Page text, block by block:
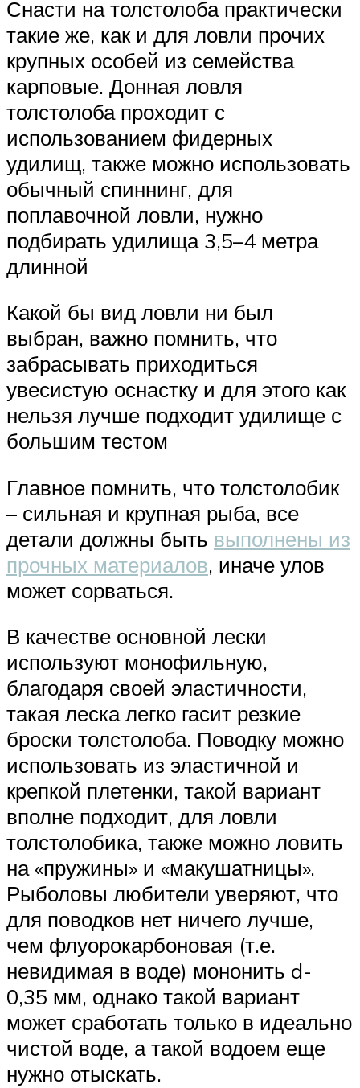
Снасти на толстолоба практически
такие же, как и для ловли прочих
крупных особей из семейства
карповые. Донная ловля
толстолоба проходит с
использованием фидерных
удилищ, также можно использовать
обычный спиннинг, для
поплавочной ловли, нужно
подбирать удилища 3,5–4 метра
длинной
Какой бы вид ловли ни был
выбран, важно помнить, что
забрасывать приходиться
увесистую оснастку и для этого как
нельзя лучше подходит удилище с
большим тестом
Главное помнить, что толстолобик
– сильная и крупная рыба, все
детали должны быть выполнены из
прочных материалов, иначе улов
может сорваться.
В качестве основной лески
используют монофильную,
благодаря своей эластичности,
такая леска легко гасит резкие
броски толстолоба. Поводку можно
использовать из эластичной и
крепкой плетенки, такой вариант
вполне подходит, для ловли
толстолобика, также можно ловить
на «пружины» и «макушатницы».
Рыболовы любители уверяют, что
для поводков нет ничего лучше,
чем флуорокарбоновая (т.е.
невидимая в воде) мононить d-
0,35 мм, однако такой вариант
может сработать только в идеально
чистой воде, а такой водоем еще
нужно отыскать.